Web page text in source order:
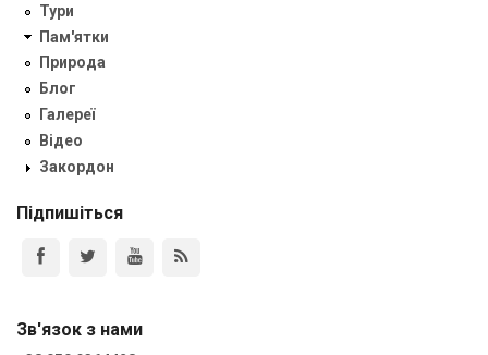
Тури
Пам'ятки
Природа
Блог
Галереї
Відео
Закордон
Підпишіться
Зв'язок з нами